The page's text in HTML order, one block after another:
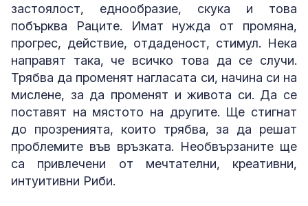
застоялост, еднообразие, скука и това
побърква Раците. Имат нужда от промяна,
прогрес, действие, отдаденост, стимул. Нека
направят така, че всичко това да се случи.
Трябва да променят нагласата си, начина си на
мислене, за да променят и живота си. Да се
поставят на мястото на другите. Ще стигнат
до прозренията, които трябва, за да решат
проблемите във връзката. Необвързаните ще
са привлечени от мечтателни, креативни,
интуитивни Риби.